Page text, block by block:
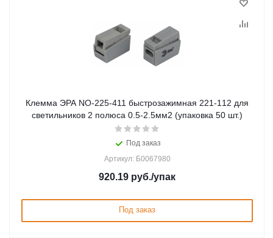
Клемма ЭРА NO-225-411 быстрозажимная 221-112 для
светильников 2 полюса 0.5-2.5мм2 (упаковка 50 шт.)
Под заказ
Артикул: Б0067980
920.19 руб./упак
Под заказ